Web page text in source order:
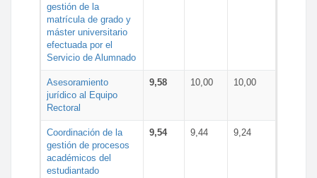
gestión de la
matrícula de grado y
máster universitario
efectuada por el
Servicio de Alumnado
Asesoramiento
jurídico al Equipo
Rectoral
9,58 10,00 10,00
Coordinación de la
gestión de procesos
académicos del
estudiantado
9,54 9,44 9,24